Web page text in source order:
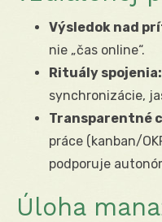
Výsledok nad
nie „čas online“.
Rituály spojenia:
synchronizácie,
Transparentné
práce (kanban/
podporuje
Úloha